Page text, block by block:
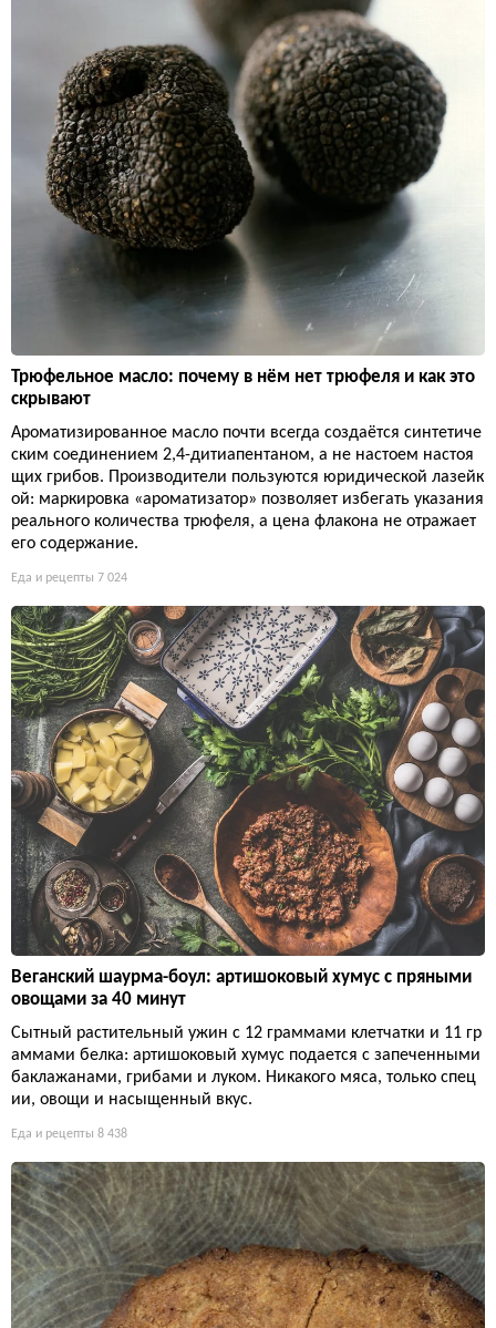
Трюфельное масло: почему в нём нет трюфеля и как это
скрывают
Ароматизированное масло почти всегда создаётся синтетиче
ским соединением 2,4-дитиапентаном, а не настоем настоя
щих грибов. Производители пользуются юридической лазейк
ой: маркировка «ароматизатор» позволяет избегать указания
реального количества трюфеля, а цена флакона не отражает
его содержание.
Еда и рецепты 7 024
Веганский шаурма-боул: артишоковый хумус с пряными
овощами за 40 минут
Сытный растительный ужин с 12 граммами клетчатки и 11 гр
аммами белка: артишоковый хумус подается с запеченными
баклажанами, грибами и луком. Никакого мяса, только спец
ии, овощи и насыщенный вкус.
Еда и рецепты 8 438